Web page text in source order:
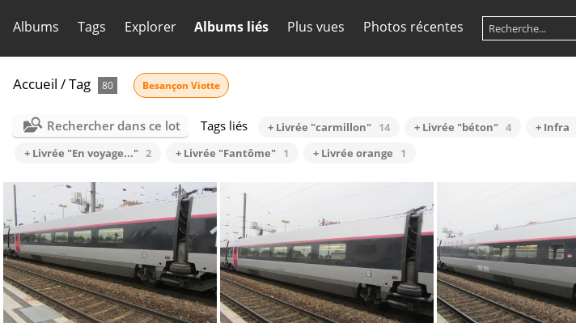
Albums Tags Explorer Albums liés Plus vues Photos récentes
Accueil /Tag 80 Besançon Viotte
Rechercher dans ce lot Tags liés + Livrée "carmillon" 14 + Livrée "béton" 4 + Infra
+ Livrée "En voyage..." 2 + Livrée "Fantôme" 1 + Livrée orange 1